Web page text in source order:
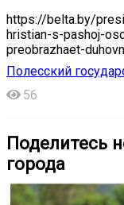
https://belta.by/
hristian-s-pashoj-
preobrazhaet-
Полесский
56
Поделитесь
города